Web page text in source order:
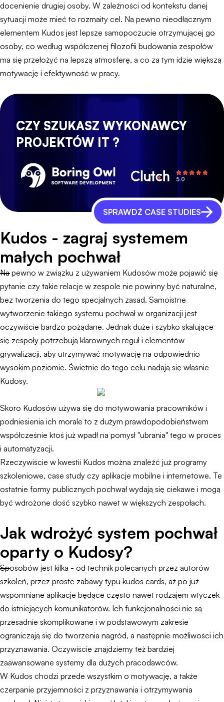
docenienie drugiej osoby. W zależności od kontekstu danej
sytuacji może mieć to rozmaity cel. Na pewno nieodłącznym
elementem Kudos jest lepsze samopoczucie otrzymującej go
osoby, co według współczenej filozofii budowania zespołów
ma się przełożyć na lepszą atmosferę, a co za tym idzie większą
motywację i efektywność w pracy.
CZY SZUKASZ WYKONAWCY
PROJEKTÓW IT ?
SPRAWDŹ CASE STUDIES
Kudos - zagraj systemem
małych pochwał
Na pewno w związku z używaniem Kudosów może pojawić się
pytanie czy takie relacje w zespole nie powinny być naturalne,
bez tworzenia do tego specjalnych zasad. Samoistne
wytworzenie takiego systemu pochwał w organizacji jest
oczywiście bardzo pożądane. Jednak duże i szybko skalujące
się zespoły potrzebują klarownych reguł i elementów
grywalizacji, aby utrzymywać motywację na odpowiednio
wysokim poziomie. Świetnie do tego celu nadają się właśnie
Kudosy.
Skoro Kudosów używa się do motywowania pracowników i
podniesienia ich morale to z dużym prawdopodobieństwem
współcześnie ktoś już wpadł na pomysł "ubrania" tego w proces
i automatyzacji.
Rzeczywiście w kwestii Kudos można znaleźć już programy
szkoleniowe, case study czy aplikacje mobilne i internetowe. Te
ostatnie formy publicznych pochwał wydają się ciekawe i mogą
być wdrożone dość szybko nawet w większych zespołach.
Jak wdrożyć system pochwał
oparty o Kudosy?
Sposobów jest kilka - od technik polecanych przez autorów
szkoleń, przez proste zabawy typu kudos cards, aż po już
wspomniane aplikacje będące często nawet rodzajem wtyczek
do istniejących komunikatorów. Ich funkcjonalności nie są
przesadnie skomplikowane i w podstawowym zakresie
ograniczają się do tworzenia nagród, a następnie możliwości ich
przyznawania. Oczywiście znajdziemy też bardziej
zaawansowane systemy dla dużych pracodawców.
W Kudos chodzi przede wszystkim o motywację, a także
czerpanie przyjemności z przyznawania i otrzymywania